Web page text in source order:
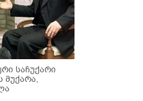
საჩუქარი
მუქარა,